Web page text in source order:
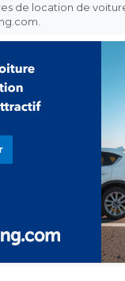
de location de